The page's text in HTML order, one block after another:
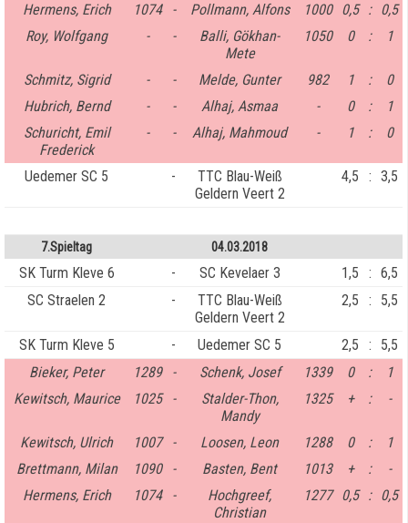
Hermens, Erich
1074 - Pollmann, Alfons 1000 0,5 : 0,5
Roy, Wolfgang
- -
Balli, Gökhan-
Mete
1050 0 : 1
Schmitz, Sigrid - - Melde, Gunter 982 1 :
0
Hubrich, Bernd
- - Alhaj, Asmaa - 0 :
1
Schuricht, Emil
Frederick
- - Alhaj, Mahmoud - 1 : 0
Uedemer SC 5 -
TTC Blau-Weiß
Geldern Veert 2
4,5 : 3,5
7.Spieltag 04.03.2018
SK Turm Kleve 6 - SC Kevelaer 3 1,5 : 6,5
SC Straelen 2
-
TTC Blau-Weiß
Geldern Veert 2
2,5 : 5,5
SK Turm Kleve 5 - Uedemer SC 5 2,5 :
5,5
Bieker, Peter
1289 - Schenk, Josef 1339 0 :
1
Kewitsch, Maurice
1025 -
Stalder-Thon,
Mandy
1325 + : -
Kewitsch, Ulrich 1007 - Loosen, Leon 1288 0 :
1
Brettmann, Milan
1090 - Basten, Bent 1013 + :
-
Hermens, Erich
1074 -
Hochgreef,
Christian
1277 0,5 : 0,5